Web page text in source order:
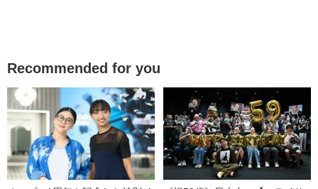
Recommended for you